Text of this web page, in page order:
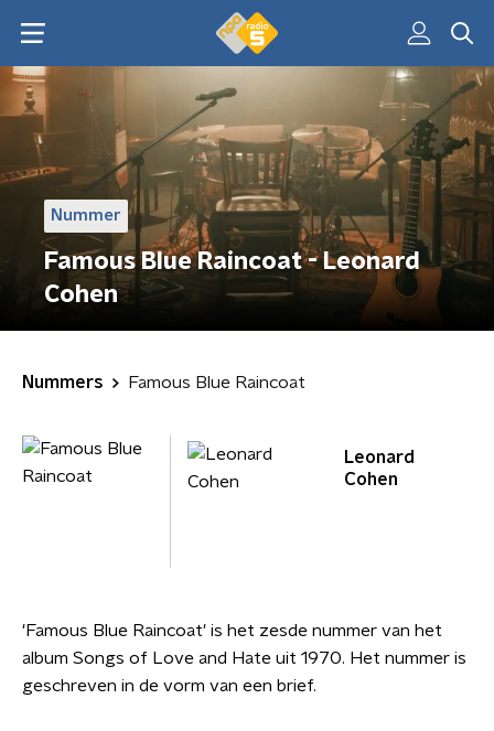
Nummer
Famous Blue Raincoat - Leonard
Cohen
Nummers Famous Blue Raincoat
Leonard
Cohen
'Famous Blue Raincoat' is het zesde nummer van het
album Songs of Love and Hate uit 1970. Het nummer is
geschreven in de vorm van een brief.